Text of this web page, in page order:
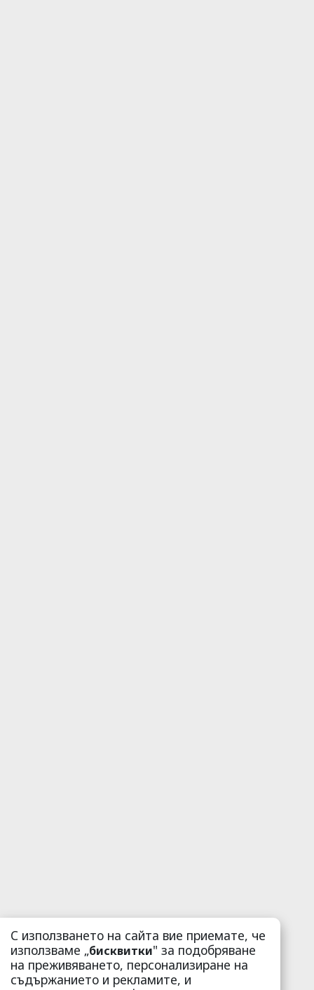
С използването на сайта вие приемате, че
използваме „бисквитки" за подобряване
на преживяването, персонализиране на
съдържанието и рекламите, и